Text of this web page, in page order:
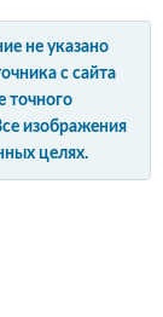
не указано
с сайта
точного
изображения
целях.